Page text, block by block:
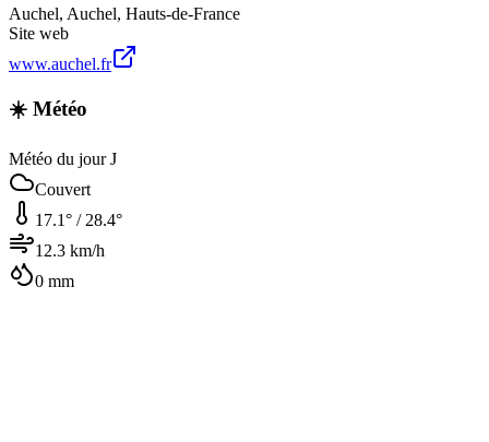
Auchel, Auchel, Hauts-de-France
Site web
www.auchel.fr
☀️ Météo
Météo du jour J
Couvert
17.1° / 28.4°
12.3 km/h
0 mm